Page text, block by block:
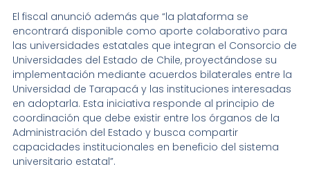
El fiscal anunció además que “la plataforma se
encontrará disponible como aporte colaborativo para
las universidades estatales que integran el Consorcio de
Universidades del Estado de Chile, proyectándose su
implementación mediante acuerdos bilaterales entre la
Universidad de Tarapacá y las instituciones interesadas
en adoptarla. Esta iniciativa responde al principio de
coordinación que debe existir entre los órganos de la
Administración del Estado y busca compartir
capacidades institucionales en beneficio del sistema
universitario estatal”.